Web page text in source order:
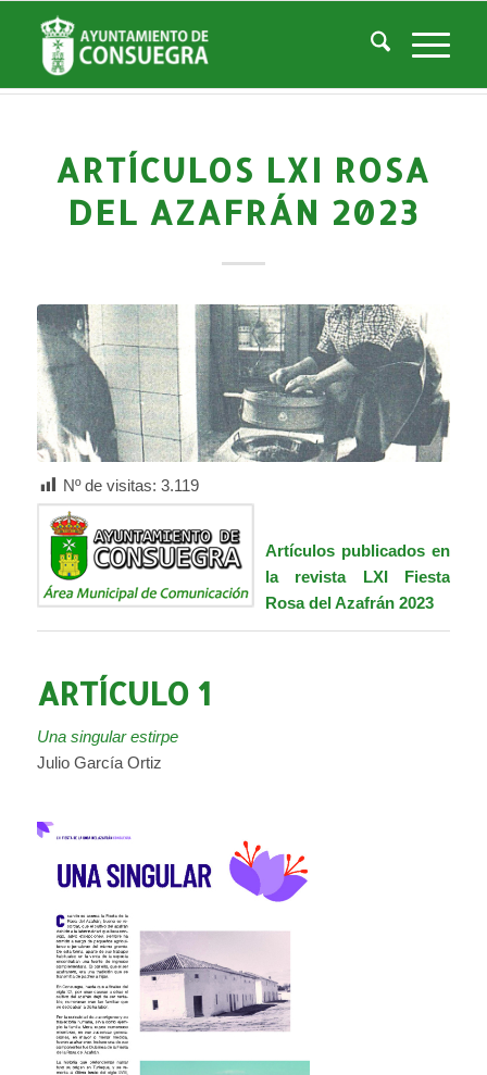
Noticias
Usted está aquí: Inicio / Noticias Archivo Municipal /
Actividades Archivo / Artículos LXI Rosa del Azafrán 2023
ARTÍCULOS LXI ROSA
DEL AZAFRÁN 2023
Nº de visitas: 3.119
Artículos publicados en
la revista LXI Fiesta
Rosa del Azafrán 2023
ARTÍCULO 1
Una singular estirpe
Julio García Ortiz